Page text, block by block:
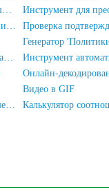
библиотека иконок шрифта PaymentFont
Поиск местоположения мобильного номера
Инструмент для создания печати
Видео в GIF
Калькулятор соотношения талии к бедрам